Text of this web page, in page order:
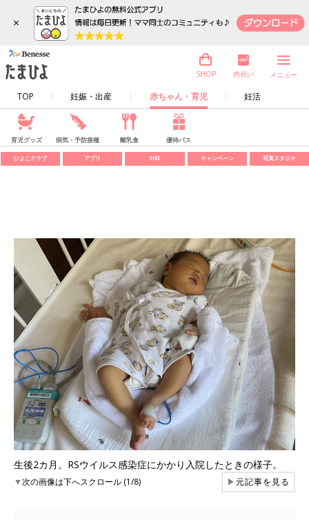
×
TOP 妊娠・出産 赤ちゃん・育児 妊活
SHOP 内祝い メニュー
育児グッズ 病気・予防接種 離乳食 優待パス
ひよこクラブ アプリ SNS キャンペーン 写真スタジオ
生後2カ月。RSウイルス感染症にかかり入院したときの様子。
▼次の画像は下へスクロール (1/8) ▶元記事を見る